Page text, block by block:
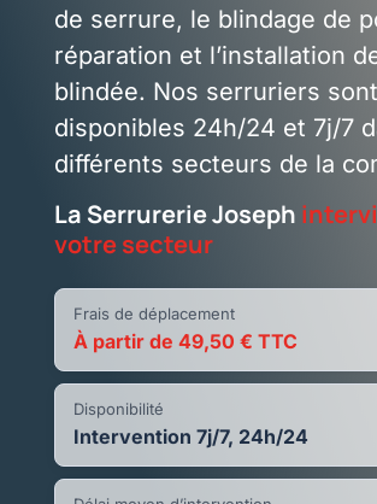
de serrure, le blindage de
réparation et l’installation
blindée. Nos serruriers sont
disponibles 24h/24 et 7j/7
différents secteurs de la
La Serrurerie Joseph
votre secteur
Frais de déplacement
À partir de 49,50 € TTC
Disponibilité
Intervention 7j/7, 24h/24